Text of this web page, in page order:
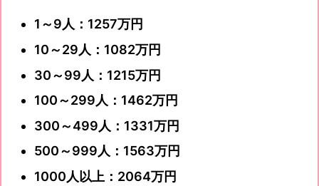
1～9人：1257万円
10～29人：1082万円
30～99人：1215万円
100～299人：1462万円
300～499人：1331万円
500～999人：1563万円
1000人以上：2064万円